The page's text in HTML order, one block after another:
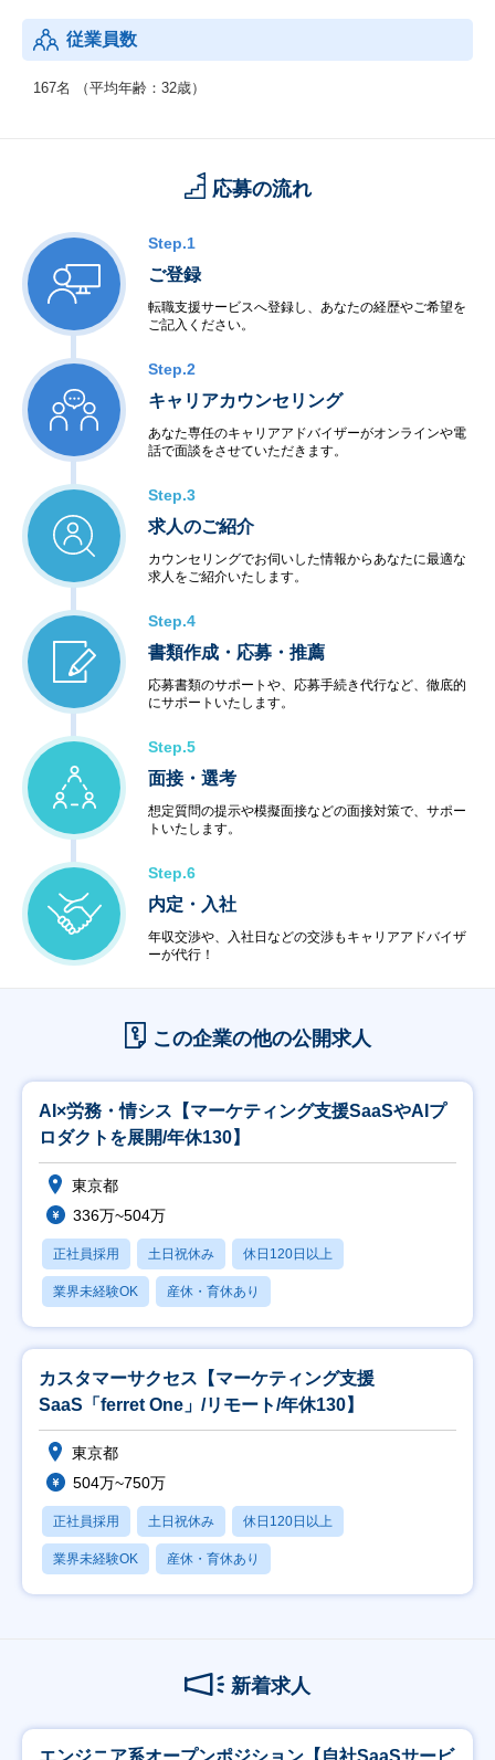
従業員数
167名 （平均年齢：32歳）
応募の流れ
Step.1
ご登録
転職支援サービスへ登録し、あなたの経歴やご希望を
ご記入ください。
Step.2
キャリアカウンセリング
あなた専任のキャリアアドバイザーがオンラインや電
話で面談をさせていただきます。
Step.3
求人のご紹介
カウンセリングでお伺いした情報からあなたに最適な
求人をご紹介いたします。
Step.4
書類作成・応募・推薦
応募書類のサポートや、応募手続き代行など、徹底的
にサポートいたします。
Step.5
面接・選考
想定質問の提示や模擬面接などの面接対策で、サポー
トいたします。
Step.6
内定・入社
年収交渉や、入社日などの交渉もキャリアアドバイザ
ーが代行！
この企業の他の公開求人
AI×労務・情シス【マーケティング支援SaaSやAIプ
ロダクトを展開/年休130】
東京都
336万~504万
正社員採用 土日祝休み 休日120日以上
業界未経験OK 産休・育休あり
カスタマーサクセス【マーケティング支援
SaaS「ferret One」/リモート/年休130】
東京都
504万~750万
正社員採用 土日祝休み 休日120日以上
業界未経験OK 産休・育休あり
新着求人
エンジニア系オープンポジション【自社SaaSサービ